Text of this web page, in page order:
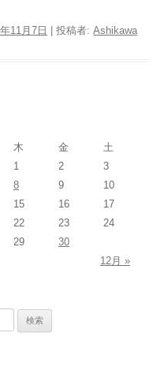
11月7日 投稿者: Ashikawa
木 金
土
1
2
3
8 9
10
15 16
17
22 23
24
29
30
12月 »